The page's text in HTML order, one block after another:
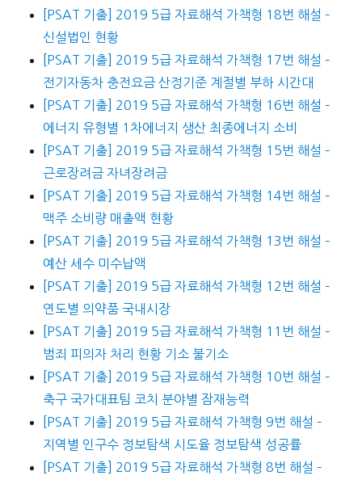
[PSAT 기출] 2019 5급 자료해석 가책형 18번 해설 –
신설법인 현황
[PSAT 기출] 2019 5급 자료해석 가책형 17번 해설 –
전기자동차 충전요금 산정기준 계절별 부하 시간대
[PSAT 기출] 2019 5급 자료해석 가책형 16번 해설 –
에너지 유형별 1차에너지 생산 최종에너지 소비
[PSAT 기출] 2019 5급 자료해석 가책형 15번 해설 –
근로장려금 자녀장려금
[PSAT 기출] 2019 5급 자료해석 가책형 14번 해설 –
맥주 소비량 매출액 현황
[PSAT 기출] 2019 5급 자료해석 가책형 13번 해설 –
예산 세수 미수납액
[PSAT 기출] 2019 5급 자료해석 가책형 12번 해설 –
연도별 의약품 국내시장
[PSAT 기출] 2019 5급 자료해석 가책형 11번 해설 –
범죄 피의자 처리 현황 기소 불기소
[PSAT 기출] 2019 5급 자료해석 가책형 10번 해설 –
축구 국가대표팀 코치 분야별 잠재능력
[PSAT 기출] 2019 5급 자료해석 가책형 9번 해설 –
지역별 인구수 정보탐색 시도율 정보탐색 성공률
[PSAT 기출] 2019 5급 자료해석 가책형 8번 해설 –